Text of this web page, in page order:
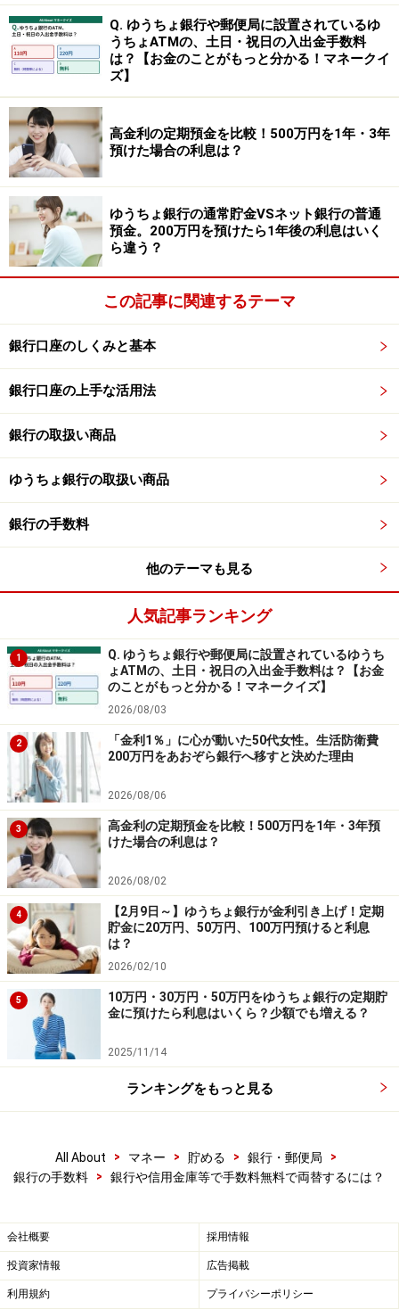
硬貨を入金できる時間帯は、銀行は平日8:45～18:00ま
で、信用金庫は各金庫により異なります。
なお、ゆうちょ銀行では2022年から、ATMでの入出金の
際に硬貨を伴う場合、枚数に応じた手数料がかかるよう
になりました。
小銭へ両替したいときは両替機を利用
最近は大手銀行で両替手数料が見直しされるなど、一定
んどです。でも自分のお金を小銭に両替するのに、手数
料を払うのはもったいないもの。そこで手数料無料で小
まずは、金融機関に設置されている両替機を利用する方
法です。その金融機関の口座を持っていれば、キャッシ
ュカードを使って利用することができます。なお、金融
機関によって手数料無料で両替できる枚数が異なりま
そこで、大手銀行で両替機を使って手数料無料で両替で
両替がもともとできないことになっています。
両替機を利用して手数料無料で両替可能な限度枚数
みずほ銀行～10枚
三井住友銀行～10枚
三菱UFJ銀行～10枚
※いずれも1日1回、同金融機関のキャッシュカード利用
の場合
大手銀行の場合、10枚までというところが多くなってい
ます。なお手数料無料で両替できる回数は1日1回までな
ので、注意が必要です。
金融機関の窓口で、自分の口座からお金を引き出すとき
に、必要な硬貨を指定して出金するという方法もありま
す。3000円分の硬貨を引き出すとして、出金用の書類に
Q. ゆうちょ銀行や郵便局に設置されているゆ
うちょATMの、土日・祝日の入出金手数料
は？【お金のことがもっと分かる！マネークイ
ズ】
高金利の定期預金を比較！500万円を1年・3年
預けた場合の利息は？
ゆうちょ銀行の通常貯金VSネット銀行の普通
預金。200万円を預けたら1年後の利息はいく
ら違う？
この記事に関連するテーマ
銀行口座のしくみと基本
銀行口座の上手な活用法
銀行の取扱い商品
ゆうちょ銀行の取扱い商品
銀行の手数料
他のテーマも見る
人気記事ランキング
1
Q. ゆうちょ銀行や郵便局に設置されているゆうち
ょATMの、土日・祝日の入出金手数料は？【お金
のことがもっと分かる！マネークイズ】
2026/08/03
2
「金利1％」に心が動いた50代女性。生活防衛費
200万円をあおぞら銀行へ移すと決めた理由
2026/08/06
3
高金利の定期預金を比較！500万円を1年・3年預
けた場合の利息は？
2026/08/02
4
【2月9日～】ゆうちょ銀行が金利引き上げ！定期
貯金に20万円、50万円、100万円預けると利息
は？
2026/02/10
5
10万円・30万円・50万円をゆうちょ銀行の定期貯
金に預けたら利息はいくら？少額でも増える？
2025/11/14
ランキングをもっと見る
All About > マネー > 貯める > 銀行・郵便局
>
銀行の手数料
> 銀行や信用金庫等で手数料無料で両替するには？
会社概要 採用情報
投資家情報 広告掲載
利用規約 プライバシーポリシー